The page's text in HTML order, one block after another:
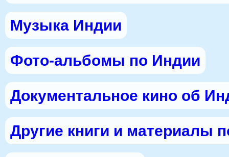
Музыка Индии
Фото-альбомы по Индии
Документальное кино об
Другие книги и материалы